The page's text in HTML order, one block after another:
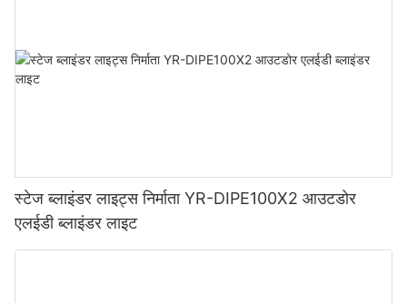
स्टेज ब्लाइंडर लाइट्स निर्माता YR-DIPE100X2 आउटडोर
एलईडी ब्लाइंडर लाइट